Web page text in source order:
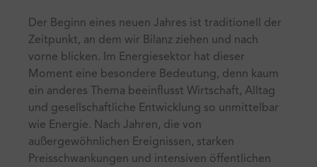
Der Beginn eines neuen Jahres ist traditionell der
Zeitpunkt, an dem wir Bilanz ziehen und nach
vorne blicken. Im Energiesektor hat dieser
Moment eine besondere Bedeutung, denn kaum
ein anderes Thema beeinflusst Wirtschaft, Alltag
und gesellschaftliche Entwicklung so unmittelbar
wie Energie. Nach Jahren, die von
außergewöhnlichen Ereignissen, starken
Preisschwankungen und intensiven öffentlichen